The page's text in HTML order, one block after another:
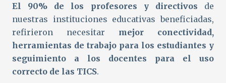
El 90% de los profesores y directivos de
nuestras instituciones educativas beneficiadas,
refirieron necesitar mejor conectividad,
herramientas de trabajo para los estudiantes y
seguimiento a los docentes para el uso
correcto de las TICS.